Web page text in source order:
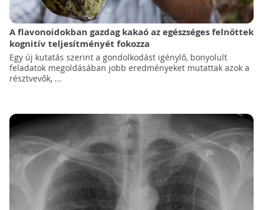
A flavonoidokban gazdag kakaó az egészséges felnőttek
kognitív teljesítményét fokozza
Egy új kutatás szerint a gondolkodást igénylő, bonyolult
feladatok megoldásában jobb eredményeket mutattak azok a
résztvevők, ...